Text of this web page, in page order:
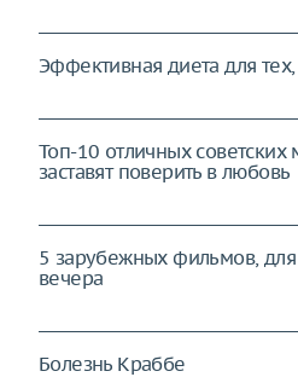
Эффективная диета для
Топ-10 отличных
заставят поверить в любовь
5 зарубежных фильмов,
вечера
Болезнь Краббе